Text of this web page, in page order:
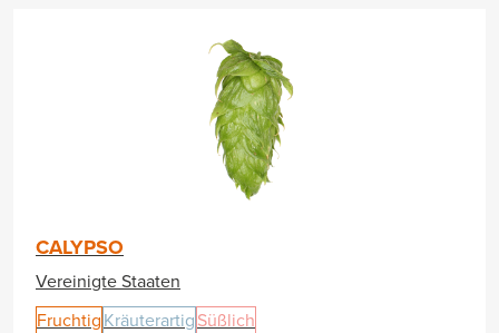
CALYPSO
Vereinigte Staaten
Fruchtig Kräuterartig Süßlich